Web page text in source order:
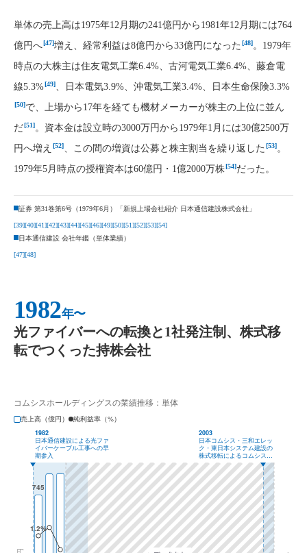
単体の売上高は1975年12月期の241億円から1981年12月期には764
億円へ[47]増え、経常利益は8億円から33億円になった [48]。1979年
時点の大株主は住友電気工業6.4%、古河電気工業6.4%、藤倉電
線5.3%[49]、日本電気3.9%、沖電気工業3.4%、日本生命保険3.3%
[50]で、上場から17年を経ても機材メーカーが株主の上位に並ん
だ[51]。資本金は設立時の3000万円から1979年1月には30億2500万
円へ増え [52]、この間の増資は公募と株主割当を繰り返した [53]。
1979年5月時点の授権資本は60億円・1億2000万株[54]だった。
証券 第31巻第6号（1979年6月）「新規上場会社紹介 日本通信建設株式会社」
[39][40][41][42][43][44][45][46][49][50][51][52][53][54]
日本通信建設 会社年鑑（単体業績）
[47][48]
1982年〜
光ファイバーへの転換と1社発注制、株式移
転でつくった持株会社
コムシスホールディングスの業績推移：単体
売上高（億円）
純利益率（%）